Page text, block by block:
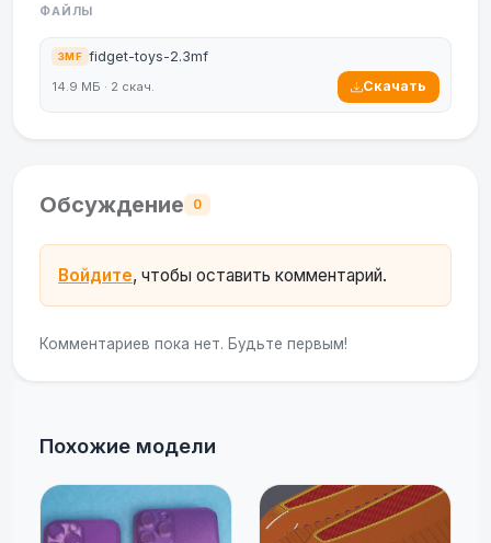
ФАЙЛЫ
3MF fidget-toys-2.3mf
14.9 МБ · 2 скач. Скачать
Обсуждение 0
Войдите, чтобы оставить комментарий.
Комментариев пока нет. Будьте первым!
Похожие модели